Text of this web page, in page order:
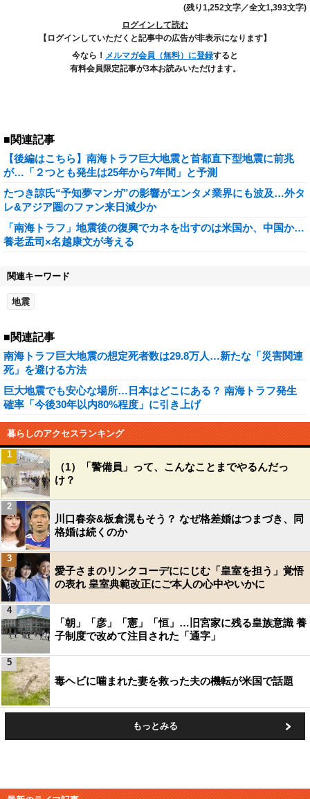
(残り1,252文字／全文1,393文字)
ログインして読む
【ログインしていただくと記事中の広告が非表示になります】
今なら！ メルマガ会員（無料）に登録すると
有料会員限定記事が3本お読みいただけます。
■関連記事
【後編はこちら】南海トラフ巨大地震と首都直下型地震に前兆
が…「２つとも発生は25年から7年間」と予測
たつき諒氏“予知夢マンガ”の影響がエンタメ業界にも波及…外タ
レ&アジア圏のファン来日減少か
「南海トラフ」地震後の復興でカネを出すのは米国か、中国か…
養老孟司×名越康文が考える
関連キーワード
地震
■関連記事
南海トラフ巨大地震の想定死者数は29.8万人…新たな「災害関連
死」を避ける方法
巨大地震でも安心な場所…日本はどこにある？ 南海トラフ発生
確率「今後30年以内80%程度」に引き上げ
暮らしのアクセスランキング
（1）「警備員」って、こんなことまでやるんだっ
け？
1
川口春奈&板倉滉もそう？ なぜ格差婚はつまづき、同
格婚は続くのか
2
愛子さまのリンクコーデににじむ「皇室を担う」覚悟
の表れ 皇室典範改正にご本人の心中やいかに
3
「朝」「彦」「憲」「恒」…旧宮家に残る皇族意識 養
子制度で改めて注目された「通字」
4
毒ヘビに噛まれた妻を救った夫の機転が米国で話題
5
もっとみる